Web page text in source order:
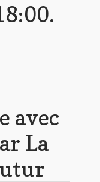
avec
La